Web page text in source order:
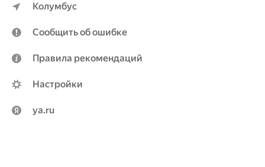
Колумбус
Сообщить об ошибке
Правила рекомендаций
Настройки
ya.ru